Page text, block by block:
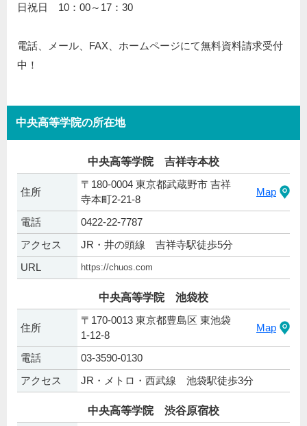
日祝日 10：00～17：30
電話、メール、FAX、ホームページにて無料資料請求受付
中！
中央高等学院の所在地
中央高等学院 吉祥寺本校
住所
〒180-0004 東京都武蔵野市 吉祥
寺本町2-21-8
Map
電話
0422-22-7787
アクセス
JR・井の頭線 吉祥寺駅徒歩5分
URL
https://chuos.com
中央高等学院 池袋校
住所
〒170-0013 東京都豊島区 東池袋
1-12-8
Map
電話
03-3590-0130
アクセス
JR・メトロ・西武線 池袋駅徒歩3分
中央高等学院 渋谷原宿校